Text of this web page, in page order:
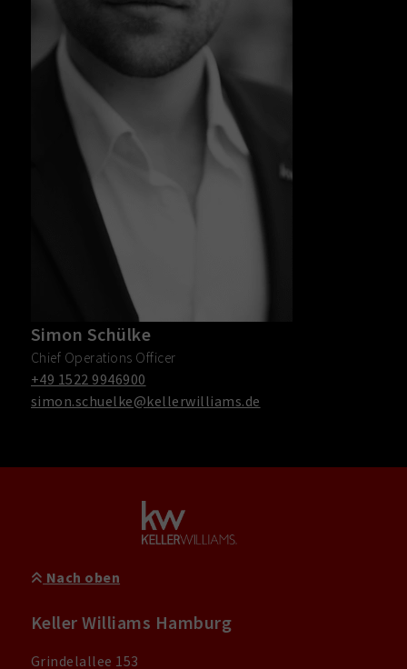
Simon Schülke
Chief Operations Officer
+49 1522 9946900
simon.schuelke@kellerwilliams.de
Nach oben
Keller Williams Hamburg
Grindelallee 153